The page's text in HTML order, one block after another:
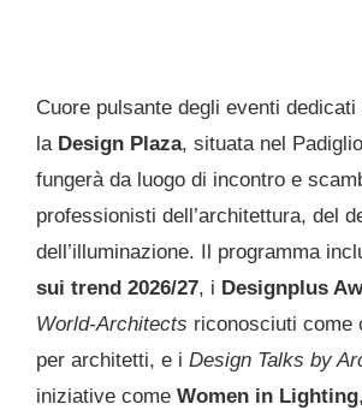
Cuore pulsante degli eventi
la Design Plaza, situata nel
fungerà da luogo di incontro e
professionisti dell’architettura, del
dell’illuminazione. Il programma
sui trend 2026/27, i Designplus
World-Architects riconosciuti come
per architetti, e i Design Talks by
iniziative come Women in Lighting